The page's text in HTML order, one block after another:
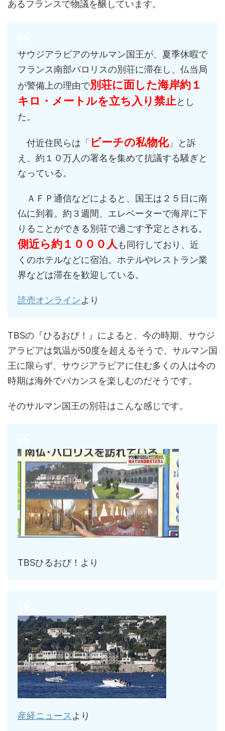
あるフランスで物議を醸しています。
サウジアラビアのサルマン国王が、夏季休暇で
フランス南部バロリスの別荘に滞在し、仏当局
が警備上の理由で別荘に面した海岸約１
キロ・メートルを立ち入り禁止とし
た。
付近住民らは「 ビーチの私物化」と訴
え、約１０万人の署名を集めて抗議する騒ぎと
なっている。
ＡＦＰ通信などによると、国王は２５日に南
仏に到着。約３週間、エレベーターで海岸に下
りることができる別荘で過ごす予定とされる。
側近ら約１０００人 も同行しており、近
くのホテルなどに宿泊。ホテルやレストラン業
界などは滞在を歓迎している。
読売オンラインより
TBSの『ひるおび！』によると、今の時期、サウジ
アラビアは気温が50度を超えるそうで、サルマン国
王に限らず、サウジアラビアに住む多くの人は今の
時期は海外でバカンスを楽しむのだそうです。
そのサルマン国王の別荘はこんな感じです。
TBSひるおび！より
産経ニュース より